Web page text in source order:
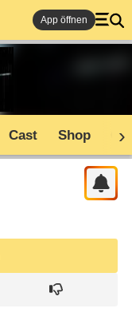
App öffnen
Cast Shop